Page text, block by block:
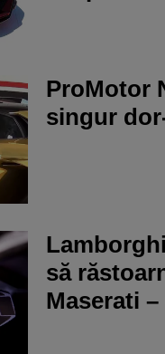
ProMotor
singur
să
Maserati –